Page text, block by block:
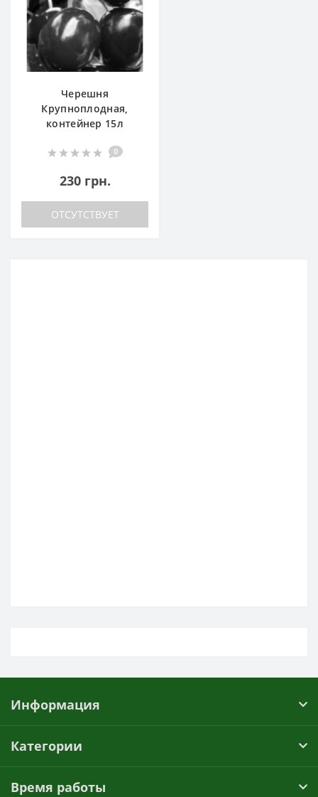
Черешня
Крупноплодная,
контейнер 15л
0
230 грн.
ОТСУТСТВУЕТ
Информация
Категории
Время работы